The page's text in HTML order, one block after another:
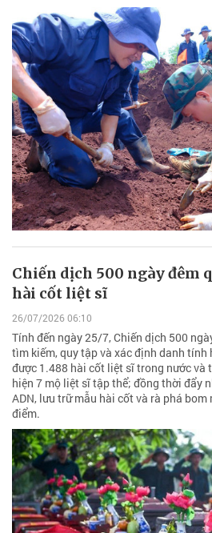
Chiến dịch 500 ngày đêm
hài cốt liệt sĩ
26/07/2026 06:10
Tính đến ngày 25/7, Chiến dịch 500
tìm kiếm, quy tập và xác định danh
được 1.488 hài cốt liệt sĩ trong nước và
hiện 7 mộ liệt sĩ tập thể; đồng thời đẩy
ADN, lưu trữ mẫu hài cốt và rà phá
điểm.